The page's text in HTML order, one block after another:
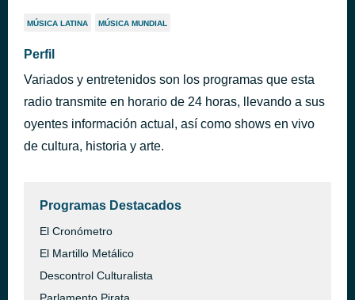
MÚSICA LATINA MÚSICA MUNDIAL
Perfil
Variados y entretenidos son los programas que esta
radio transmite en horario de 24 horas, llevando a sus
oyentes información actual, así como shows en vivo
de cultura, historia y arte.
Programas Destacados
El Cronómetro
El Martillo Metálico
Descontrol Culturalista